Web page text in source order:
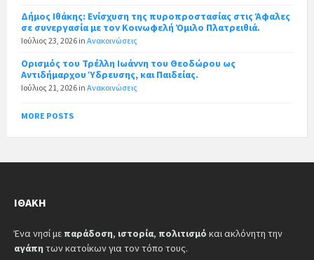
Δήμος Ιθάκης: Ενίσχυση της πυροπροστασίας στις Άφαλες
σε συνεργασία με τον Κοινωφελή Όμιλο Πλατρειθιά.
Ιούλιος 23, 2026 in Ανακοινώσεις
Ορισμός του Τρέλλη Ιωάννη του Θεοδώρου ως
Αντιδήμαρχου Ύδρευσης, και Παιδείας.
Ιούλιος 21, 2026 in Ανακοινώσεις
MORE POSTS
ΙΘΆΚΗ
Ένα νησί με παράδοση, ιστορία, πολιτισμό και ακλόνητη την
αγάπη των κατοίκων για τον τόπο τους.